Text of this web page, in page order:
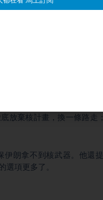
有大約90%的導彈和發射
領導人並不愚蠢，在某些
看，美國這邊的進展「遠
放棄核計畫，換一條路走
朗拿不到核武器。他還
選項更多了。